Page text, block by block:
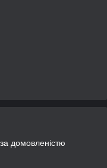
домовленістю